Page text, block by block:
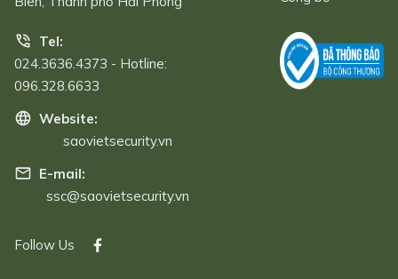
Tel:
024.3636.4373 - Hotline:
096.328.6633
Website:
saovietsecurity.vn
E-mail:
ssc@saovietsecurity.vn
Follow Us